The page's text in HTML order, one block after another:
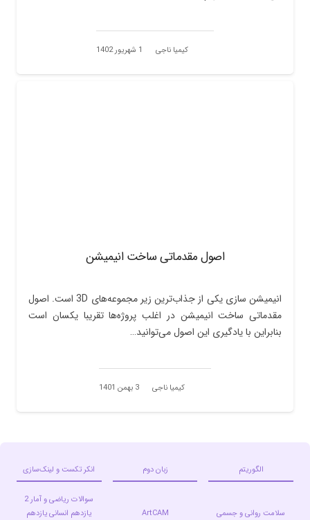
کیمیا ناجی 1 شهریور 1402
اصول مقدماتی ساخت انیمیشن
انیمیشن‌ سازی یکی از جذاب‌ترین زیر مجموعه‌های 3D است. اصول
مقدماتی ساخت انیمیشن در اغلب پروژه‌ها تقریبا یکسان است
بنابراین با یادگیری این اصول می‌توانید…
کیمیا ناجی 3 بهمن 1401
الگوریتم زبان دوم انکر تکست و لینک‌سازی
سلامت روانی و جسمی ArtCAM
سوالات ریاضی و آمار 2
یازدهم انسانى یازدهم